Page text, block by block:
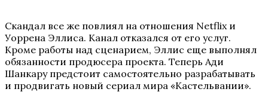
Скандал все же повлиял на отношения Netflix и
Уоррена Эллиса. Канал отказался от его услуг.
Кроме работы над сценарием, Эллис еще выполнял
обязанности продюсера проекта. Теперь Ади
Шанкару предстоит самостоятельно разрабатывать
и продвигать новый сериал мира «Кастельвании».